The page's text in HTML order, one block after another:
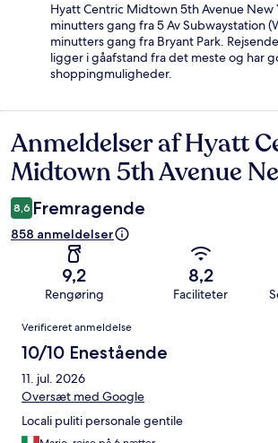
Hyatt Centric Midtown 5th Avenue New
minutters gang fra 5 Av Subwaystation
minutters gang fra Bryant Park.
ligger i gåafstand fra det meste og har
shoppingmuligheder.
Anmeldelser
Anmeldelser af Hyatt
Midtown 5th Avenue
8,6 Fremragende
858 anmeldelser
9,2
Rengøring
8,2
Faciliteter
Anmeldelser
Verificeret anmeldelse
10/10 Enestående
11. jul. 2026
Oversæt med Google
Locali puliti personale gentile